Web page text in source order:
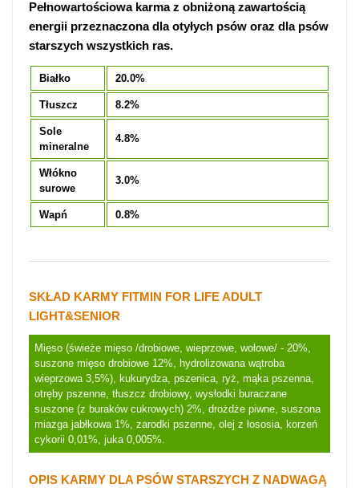
Pełnowartościowa karma z obniżoną zawartością
energii przeznaczona dla otyłych psów oraz dla psów
starszych wszystkich ras.
Białko 20.0%
Tłuszcz 8.2%
Sole
mineralne
4.8%
Włókno
surowe
3.0%
Wapń 0.8%
SKŁAD KARMY FITMIN FOR LIFE ADULT
LIGHT&SENIOR
Mięso (świeże mięso /drobiowe, wieprzowe, wołowe/ - 20%,
suszone mięso drobiowe 12%, hydrolizowana wątroba
wieprzowa 3,5%), kukurydza, pszenica, ryż, mąka pszenna,
otręby pszenne, tłuszcz drobiowy, wysłodki buraczane
suszone (z buraków cukrowych) 2%, drożdże piwne, suszona
miazga jabłkowa 1%, zarodki pszenne, olej z łososia, korzeń
cykorii 0,01%, juka 0,005%.
OPIS KARMY DLA PSÓW STARSZYCH Z NADWAGĄ